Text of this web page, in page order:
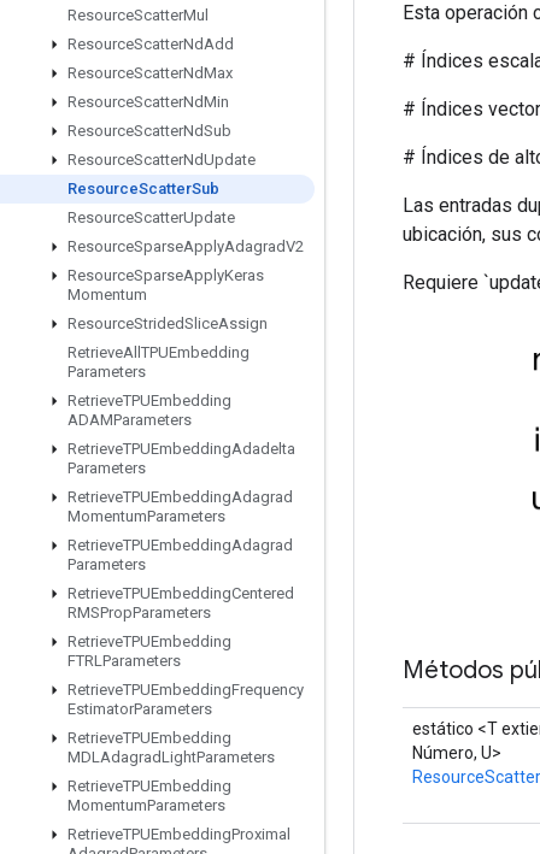
ResourceScatterMul
ResourceScatterNdAdd
ResourceScatterNdMax
ResourceScatterNdMin
ResourceScatterNdSub
ResourceScatterNdUpdate
ResourceScatterSub
ResourceScatterUpdate
ResourceSparseApplyAdagradV2
ResourceSparseApplyKeras
Momentum
ResourceStridedSliceAssign
RetrieveAll TPUEmbedding
Parameters
RetrieveTPUEmbedding
ADAMParameters
RetrieveTPUEmbeddingAdadelta
Parameters
RetrieveTPUEmbeddingAdagrad
MomentumParameters
RetrieveTPUEmbeddingAdagrad
Parameters
RetrieveTPUEmbeddingCentered
RMSPropParameters
RetrieveTPUEmbedding
FTRLParameters
RetrieveTPUEmbeddingFrequency
EstimatorParameters
RetrieveTPUEmbedding
MDLAdagradLightParameters
RetrieveTPUEmbedding
MomentumParameters
RetrieveTPUEmbeddingProximal
Esta operación
# Índices
# Índices
# Índices de
Las entradas
ubicación, sus
Requiere
Métodos
estático <T
Número, U>